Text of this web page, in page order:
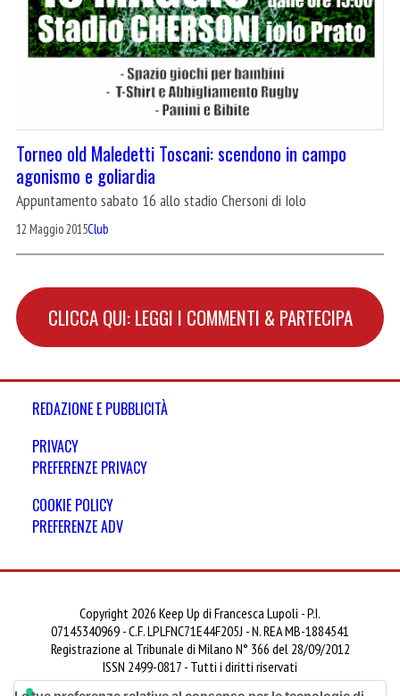
Torneo old Maledetti Toscani: scendono in campo
agonismo e goliardia
Appuntamento sabato 16 allo stadio Chersoni di Iolo
12 Maggio 2015Club
CLICCA QUI: LEGGI I COMMENTI & PARTECIPA
REDAZIONE E PUBBLICITÀ
PRIVACY
PREFERENZE PRIVACY
COOKIE POLICY
PREFERENZE ADV
Copyright 2026 Keep Up di Francesca Lupoli - P.I.
07145340969 - C.F. LPLFNC71E44F205J - N. REA MB-1884541
Registrazione al Tribunale di Milano N° 366 del 28/09/2012
ISSN 2499-0817 - Tutti i diritti riservati